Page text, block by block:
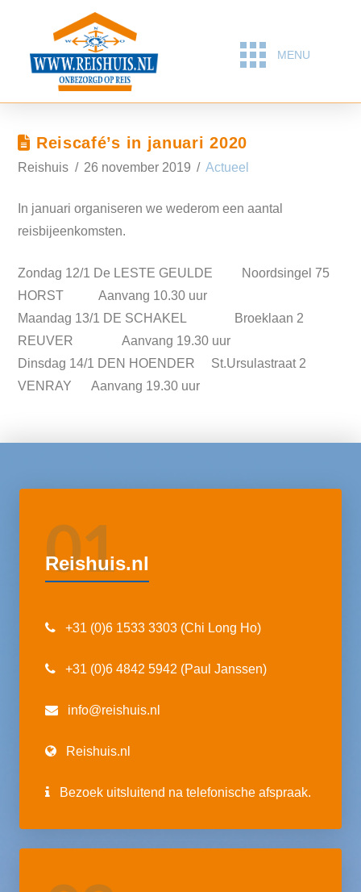
MENU
Reiscafé’s in januari 2020
Reishuis 26 november 2019 Actueel
In januari organiseren we wederom een aantal
reisbijeenkomsten.
Zondag 12/1 De LESTE GEULDE Noordsingel 75
HORST Aanvang 10.30 uur
Maandag 13/1 DE SCHAKEL Broeklaan 2
REUVER Aanvang 19.30 uur
Dinsdag 14/1 DEN HOENDER St.Ursulastraat 2
VENRAY Aanvang 19.30 uur
01
Reishuis.nl
+31 (0)6 1533 3303 (Chi Long Ho)
+31 (0)6 4842 5942 (Paul Janssen)
info@reishuis.nl
Reishuis.nl
Bezoek uitsluitend na telefonische afspraak.